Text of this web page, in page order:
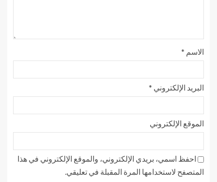
الاسم *
البريد الإلكتروني *
الموقع الإلكتروني
احفظ اسمي، بريدي الإلكتروني، والموقع الإلكتروني في هذا
المتصفح لاستخدامها المرة المقبلة في تعليقي.